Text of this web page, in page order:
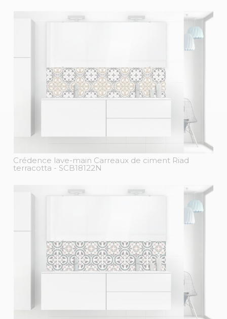
Crédence lave-main Carreaux de ciment Riad
terracotta - SCB18122N